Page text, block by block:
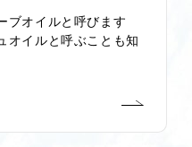
ブオイルと呼びます
オイルと呼ぶことも知